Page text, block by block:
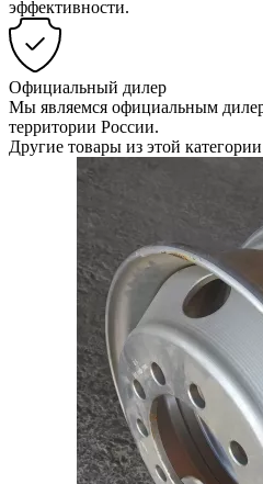
эффективности.
Официальный дилер
Мы являемся официальным
территории России.
Другие товары из этой категории